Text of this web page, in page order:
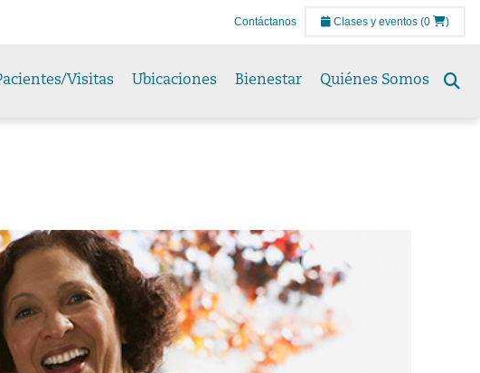
Contáctanos Clases y eventos (0 )
Visitas Ubicaciones Bienestar Quiénes Somos